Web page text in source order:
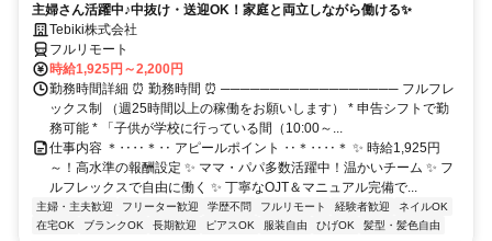
主婦さん活躍中♪中抜け・送迎OK！家庭と両立しながら働ける✨
Tebiki株式会社
フルリモート
時給1,925円～2,200円
勤務時間詳細 ⏰ 勤務時間 ⏰ ────────────────── フルフレ
ックス制 （週25時間以上の稼働をお願いします） * 申告シフトで勤
務可能 * 「子供が学校に行っている間（10:00～...
仕事内容 ＊‥‥＊‥ アピールポイント ‥＊‥‥＊ ✨ 時給1,925円
～！高水準の報酬設定 ✨ ママ・パパ多数活躍中！温かいチーム ✨ フ
ルフレックスで自由に働く ✨ 丁寧なOJT＆マニュアル完備で...
主婦・主夫歓迎 フリーター歓迎 学歴不問 フルリモート 経験者歓迎
ネイルOK
在宅OK
ブランクOK 長期歓迎 ピアスOK 服装自由 ひげOK 髪型・髪色自由